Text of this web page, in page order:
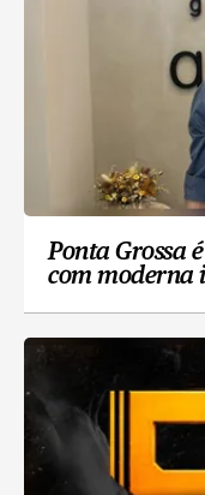
Ponta Grossa
com moderna